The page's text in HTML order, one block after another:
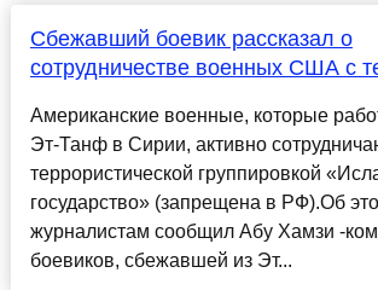
Сбежавший боевик рассказал о
сотрудничестве военных США с
Американские военные, которые
Эт-Танф в Сирии, активно
террористической группировкой
государствo» (запрещенa в РФ).Об
журналистам сообщил Абу Хамзи -
боевиков, сбежавшей из Эт...